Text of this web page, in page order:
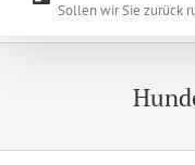
Sollen wir Sie zurück